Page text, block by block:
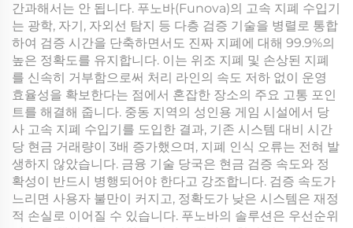
간과해서는 안 됩니다. 푸노바(Funova)의 고속 지폐 수입기
는 광학, 자기, 자외선 탐지 등 다층 검증 기술을 병렬로 통합
하여 검증 시간을 단축하면서도 진짜 지폐에 대해 99.9%의
높은 정확도를 유지합니다. 이는 위조 지폐 및 손상된 지폐
를 신속히 거부함으로써 처리 라인의 속도 저하 없이 운영
효율성을 확보한다는 점에서 혼잡한 장소의 주요 고통 포인
트를 해결해 줍니다. 중동 지역의 성인용 게임 시설에서 당
사 고속 지폐 수입기를 도입한 결과, 기존 시스템 대비 시간
당 현금 거래량이 3배 증가했으며, 지폐 인식 오류는 전혀 발
생하지 않았습니다. 금융 기술 당국은 현금 검증 속도와 정
확성이 반드시 병행되어야 한다고 강조합니다. 검증 속도가
느리면 사용자 불만이 커지고, 정확도가 낮은 시스템은 재정
적 손실로 이어질 수 있습니다. 푸노바의 솔루션은 우선순위